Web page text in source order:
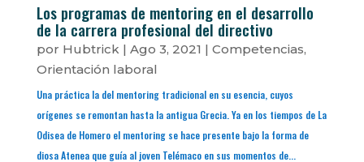
Los programas de mentoring en el desarrollo
de la carrera profesional del directivo
por Hubtrick| Ago 3, 2021 | Competencias,
Orientación laboral
Una práctica la del mentoring tradicional en su esencia, cuyos
orígenes se remontan hasta la antigua Grecia. Ya en los tiempos de La
Odisea de Homero el mentoring se hace presente bajo la forma de
diosa Atenea que guía al joven Telémaco en sus momentos de...